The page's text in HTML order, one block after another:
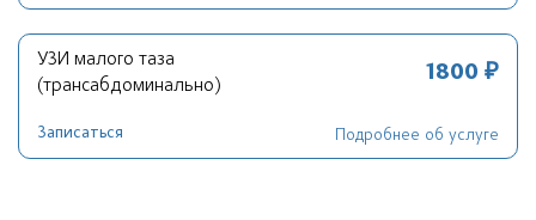
УЗИ малого таза
(трансабдоминально)
1800 ₽
Записаться Подробнее об услуге